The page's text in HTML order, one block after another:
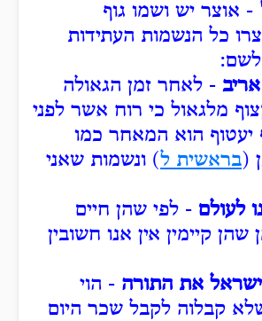
- אוצר יש ושמו גוף
כל הנשמות העתידות
לשם:
- לאחר זמן הגאולה
מלגאול כי רוח אשר לפני
יעטוף הוא המאחר כמו
(בראשית ל) ונשמות שאני
לעולם - לפי שהן חיים
שהן קיימין אין אנו חשובין
את התורה - הוי
קבלוה לקבל שכר היום